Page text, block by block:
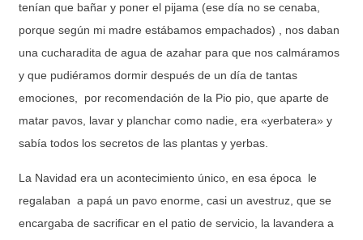
tenían que bañar y poner el pijama (ese día no se cenaba,
porque según mi madre estábamos empachados) , nos daban
una cucharadita de agua de azahar para que nos calmáramos
y que pudiéramos dormir después de un día de tantas
emociones, por recomendación de la Pio pio, que aparte de
matar pavos, lavar y planchar como nadie, era «yerbatera» y
sabía todos los secretos de las plantas y yerbas.
La Navidad era un acontecimiento único, en esa época le
regalaban a papá un pavo enorme, casi un avestruz, que se
encargaba de sacrificar en el patio de servicio, la lavandera a